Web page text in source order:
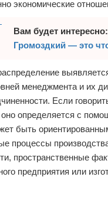
Вам будет интересно:
Громоздкий — это
менеджмента и их
Если
оно определяется с
быть
процессы
пространственные
предприятия или